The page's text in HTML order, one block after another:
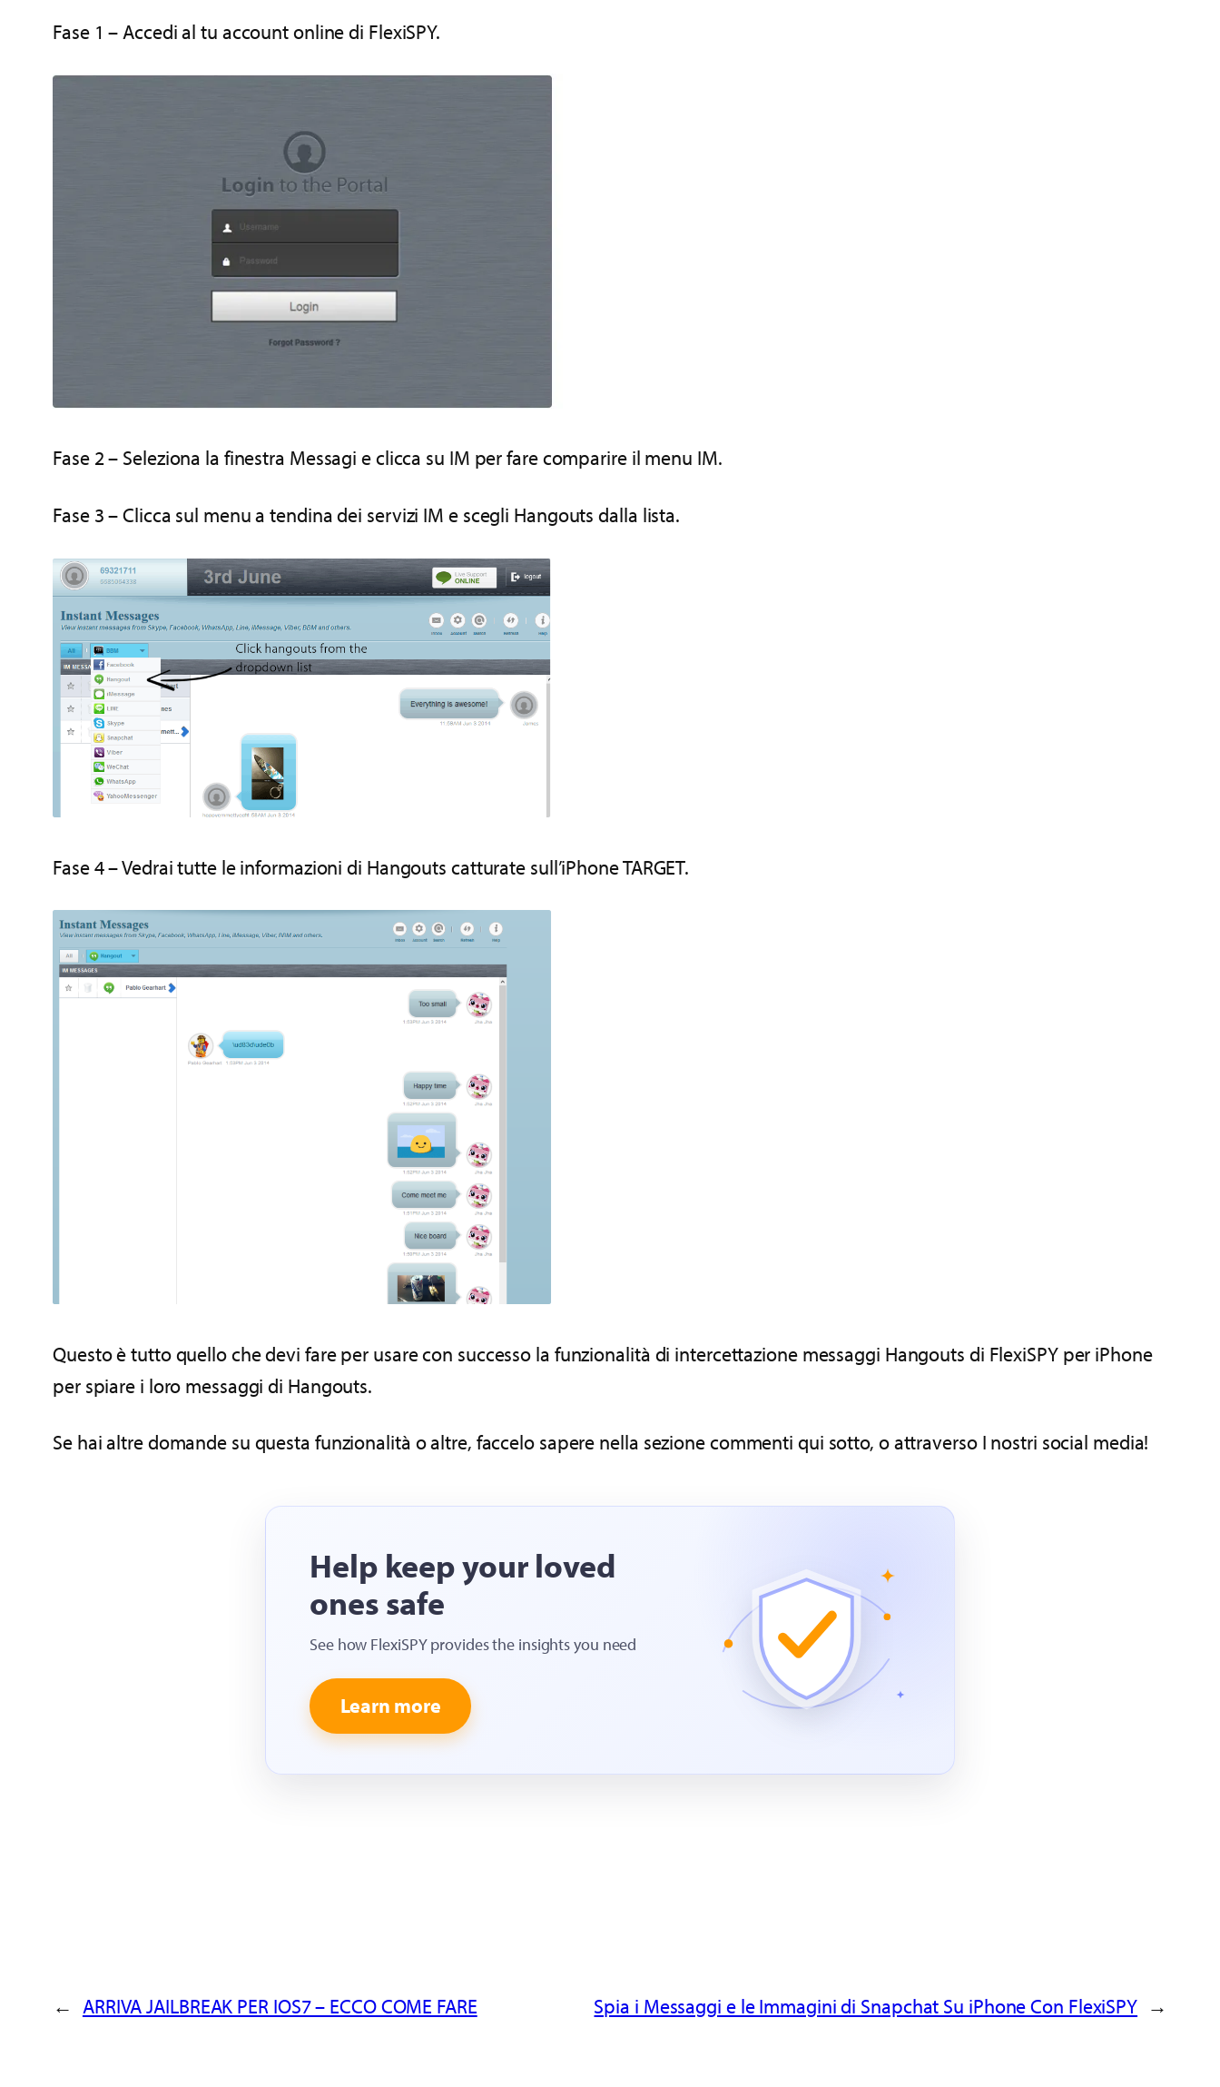
Fase 1 – Accedi al tu account online di FlexiSPY.
Fase 2 – Seleziona la finestra Messagi e clicca su IM per fare comparire il menu IM.
Fase 3 – Clicca sul menu a tendina dei servizi IM e scegli Hangouts dalla lista.
Fase 4 – Vedrai tutte le informazioni di Hangouts catturate sull’iPhone TARGET.
Questo è tutto quello che devi fare per usare con successo la funzionalità di intercettazione messaggi Hangouts di FlexiSPY per iPhone
per spiare i loro messaggi di Hangouts.
Se hai altre domande su questa funzionalità o altre, faccelo sapere nella sezione commenti qui sotto, o attraverso I nostri social media!
Help keep your loved
ones safe
See how FlexiSPY provides the insights you need
Learn more
← ARRIVA JAILBREAK PER IOS7 – ECCO COME FARE Spia i Messaggi e le Immagini di Snapchat Su iPhone Con FlexiSPY →